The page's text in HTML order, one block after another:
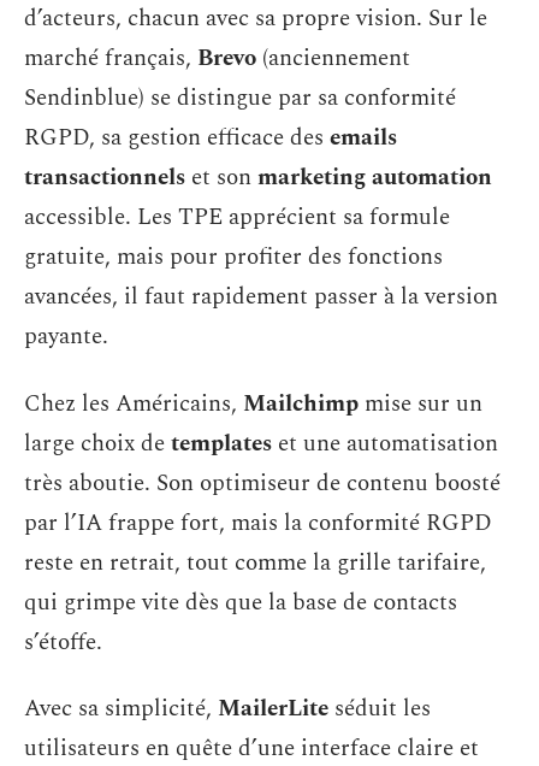
d’acteurs, chacun avec sa propre vision. Sur le
marché français, Brevo (anciennement
Sendinblue) se distingue par sa conformité
RGPD, sa gestion efficace des emails
transactionnels et sonmarketing automation
accessible. Les TPE apprécient sa formule
gratuite, mais pour profiter des fonctions
avancées, il faut rapidement passer à la version
payante.
Chez les Américains, Mailchimp mise sur un
large choix detemplates et une automatisation
très aboutie. Son optimiseur de contenu boosté
par l’IA frappe fort, mais la conformité RGPD
reste en retrait, tout comme la grille tarifaire,
qui grimpe vite dès que la base de contacts
s’étoffe.
Avec sa simplicité, MailerLite séduit les
utilisateurs en quête d’une interface claire et